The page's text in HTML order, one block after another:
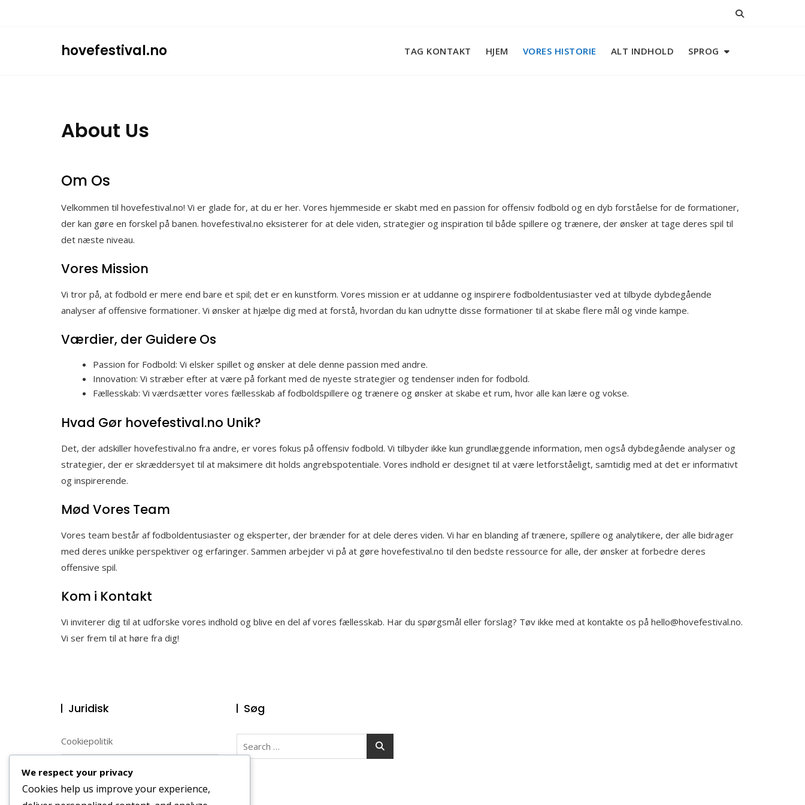
hovefestival.no TAG KONTAKT HJEM VORES HISTORIE ALT INDHOLD SPROG
About Us
Om Os
Velkommen til hovefestival.no! Vi er glade for, at du er her. Vores hjemmeside er skabt med en passion for offensiv fodbold og en dyb forståelse for de formationer,
der kan gøre en forskel på banen. hovefestival.no eksisterer for at dele viden, strategier og inspiration til både spillere og trænere, der ønsker at tage deres spil til
det næste niveau.
Vores Mission
Vi tror på, at fodbold er mere end bare et spil; det er en kunstform. Vores mission er at uddanne og inspirere fodboldentusiaster ved at tilbyde dybdegående
analyser af offensive formationer. Vi ønsker at hjælpe dig med at forstå, hvordan du kan udnytte disse formationer til at skabe flere mål og vinde kampe.
Værdier, der Guidere Os
Passion for Fodbold: Vi elsker spillet og ønsker at dele denne passion med andre.
Innovation: Vi stræber efter at være på forkant med de nyeste strategier og tendenser inden for fodbold.
Fællesskab: Vi værdsætter vores fællesskab af fodboldspillere og trænere og ønsker at skabe et rum, hvor alle kan lære og vokse.
Hvad Gør hovefestival.no Unik?
Det, der adskiller hovefestival.no fra andre, er vores fokus på offensiv fodbold. Vi tilbyder ikke kun grundlæggende information, men også dybdegående analyser og
strategier, der er skræddersyet til at maksimere dit holds angrebspotentiale. Vores indhold er designet til at være letforståeligt, samtidig med at det er informativt
og inspirerende.
Mød Vores Team
Vores team består af fodboldentusiaster og eksperter, der brænder for at dele deres viden. Vi har en blanding af trænere, spillere og analytikere, der alle bidrager
med deres unikke perspektiver og erfaringer. Sammen arbejder vi på at gøre hovefestival.no til den bedste ressource for alle, der ønsker at forbedre deres
offensive spil.
Kom i Kontakt
Vi inviterer dig til at udforske vores indhold og blive en del af vores fællesskab. Har du spørgsmål eller forslag? Tøv ikke med at kontakte os på hello@hovefestival.no.
Vi ser frem til at høre fra dig!
Juridisk
Cookiepolitik
Tag kontakt
Dit privatliv
Søg
for:
We respect your privacy
Cookies help us improve your experience,